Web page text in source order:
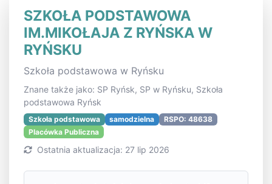
SZKOŁA PODSTAWOWA
IM.MIKOŁAJA Z RYŃSKA W
RYŃSKU
Szkoła podstawowa w Ryńsku
Znane także jako: SP Ryńsk, SP w Ryńsku, Szkoła
podstawowa Ryńsk
Szkoła podstawowa samodzielna
RSPO: 48638
Placówka Publiczna
Ostatnia aktualizacja: 27 lip 2026